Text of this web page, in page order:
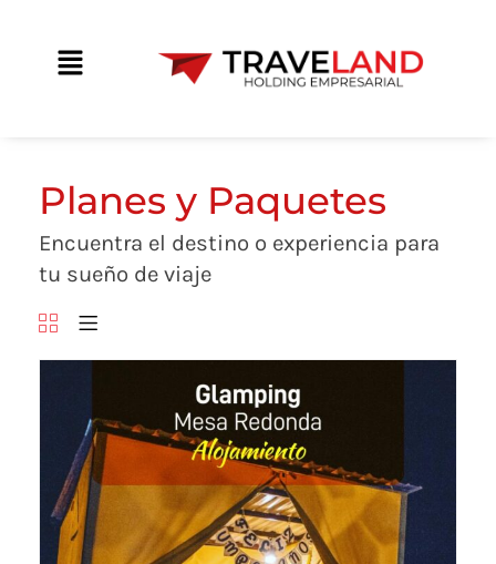
Main
Planes y Paquetes
Encuentra el destino o experiencia para
tu sueño de viaje